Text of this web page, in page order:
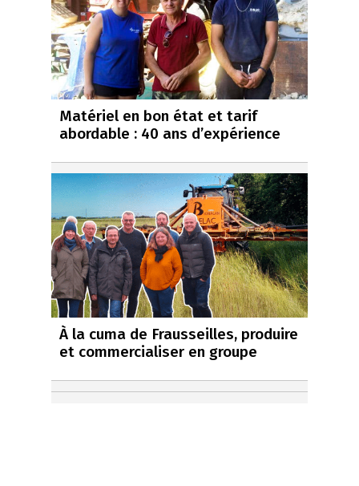
Matériel en bon état et tarif
abordable : 40 ans d’expérience
À la cuma de Frausseilles, produire
et commercialiser en groupe